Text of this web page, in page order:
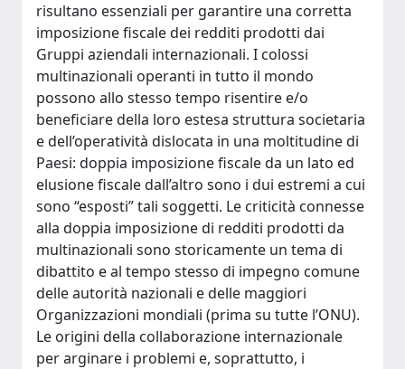
risultano essenziali per garantire una corretta
imposizione fiscale dei redditi prodotti dai
Gruppi aziendali internazionali. I colossi
multinazionali operanti in tutto il mondo
possono allo stesso tempo risentire e/o
beneficiare della loro estesa struttura societaria
e dell’operatività dislocata in una moltitudine di
Paesi: doppia imposizione fiscale da un lato ed
elusione fiscale dall’altro sono i dui estremi a cui
sono “esposti” tali soggetti. Le criticità connesse
alla doppia imposizione di redditi prodotti da
multinazionali sono storicamente un tema di
dibattito e al tempo stesso di impegno comune
delle autorità nazionali e delle maggiori
Organizzazioni mondiali (prima su tutte l’ONU).
Le origini della collaborazione internazionale
per arginare i problemi e, soprattutto, i